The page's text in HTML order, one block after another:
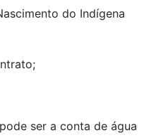
do Indígena
ser a conta de água